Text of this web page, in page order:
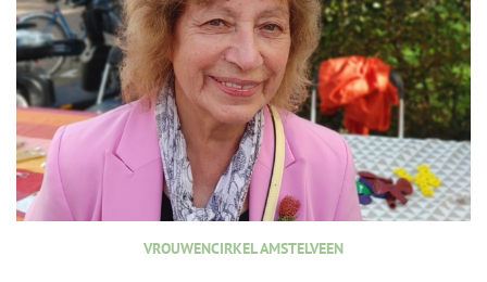
VROUWENCIRKEL AMSTELVEEN